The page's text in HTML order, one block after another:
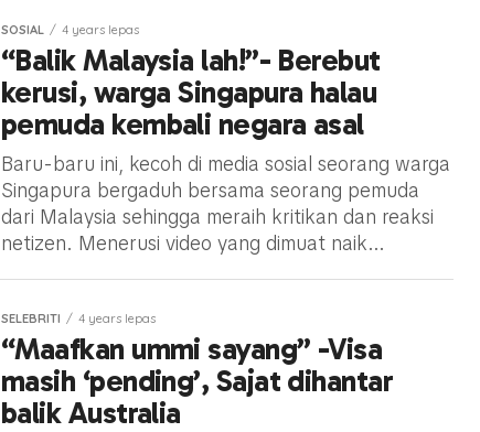
SOSIAL 4 years lepas
“Balik Malaysia lah!”- Berebut
kerusi, warga Singapura halau
pemuda kembali negara asal
Baru-baru ini, kecoh di media sosial seorang warga
Singapura bergaduh bersama seorang pemuda
dari Malaysia sehingga meraih kritikan dan reaksi
netizen. Menerusi video yang dimuat naik...
SELEBRITI 4 years lepas
“Maafkan ummi sayang” -Visa
masih ‘pending’, Sajat dihantar
balik Australia